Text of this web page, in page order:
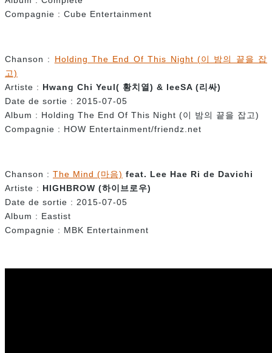
Compagnie : Cube Entertainment
Chanson : Holding The End Of This Night (이 밤의 끝을 잡
고)
Artiste : Hwang Chi Yeul( 황치열 ) & leeSA (리싸)
Date de sortie : 2015-07-05
Album : Holding The End Of This Night (이 밤의 끝을 잡고)
Compagnie : HOW Entertainment/friendz.net
Chanson : The Mind (마음) feat. Lee Hae Ri de Davichi
Artiste : HIGHBROW (하이브로우)
Date de sortie : 2015-07-05
Album : Eastist
Compagnie : MBK Entertainment